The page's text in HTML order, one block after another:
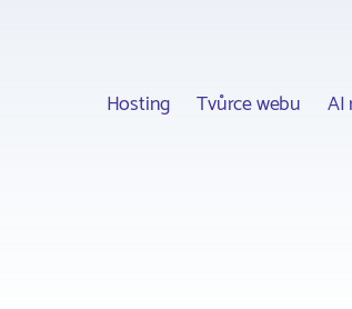
Hosting Tvůrce webu AI